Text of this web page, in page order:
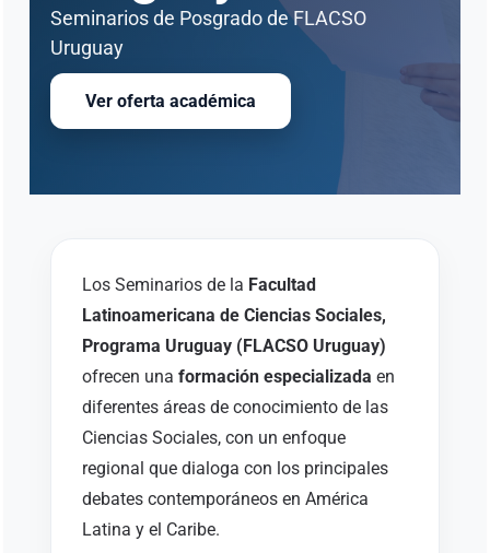
Seminarios de Posgrado de FLACSO
Uruguay
Ver oferta académica
Los Seminarios de la Facultad
Latinoamericana de Ciencias Sociales,
Programa Uruguay (FLACSO Uruguay)
ofrecen unaformación especializada en
diferentes áreas de conocimiento de las
Ciencias Sociales, con un enfoque
regional que dialoga con los principales
debates contemporáneos en América
Latina y el Caribe.